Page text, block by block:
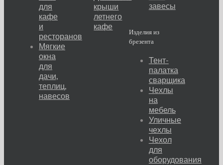
для
кафе
и
ресторанов
Мягкие
окна
для
дачи,
теплиц,
навесов
крыши
летнего
кафе
завесы
Изделия из
брезента
Тент-
палатка
сварщика
Чехлы
на
мебель
Уличные
чехлы
Чехол
для
оборудования